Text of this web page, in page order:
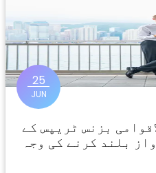
25
JUN
بزنس ٹریپس کے
بلند کرنے کی وجہ